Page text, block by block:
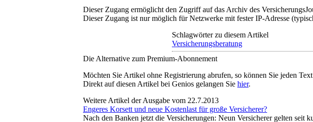
Dieser Zugang ermöglicht den Zugriff auf das Archiv des
Dieser Zugang ist nur möglich für Netzwerke mit fester IP-Adresse
Schlagwörter zu diesem Artikel
Versicherungsberatung
Die Alternative zum Premium-Abonnement
Möchten Sie Artikel ohne Registrierung abrufen, so können Sie jeden
Direkt auf diesen Artikel bei Genios gelangen Sie hier.
Weitere Artikel der Ausgabe vom 22.7.2013
Engeres Korsett und neue Kostenlast für große Versicherer?
Nach den Banken jetzt die Versicherungen: Neun Versicherer gelten seit